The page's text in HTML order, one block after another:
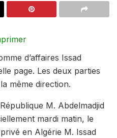
d’affaires Issad
page. Les deux parties
même direction.
M. Abdelmadjid
mardi matin, le
en Algérie M. Issad